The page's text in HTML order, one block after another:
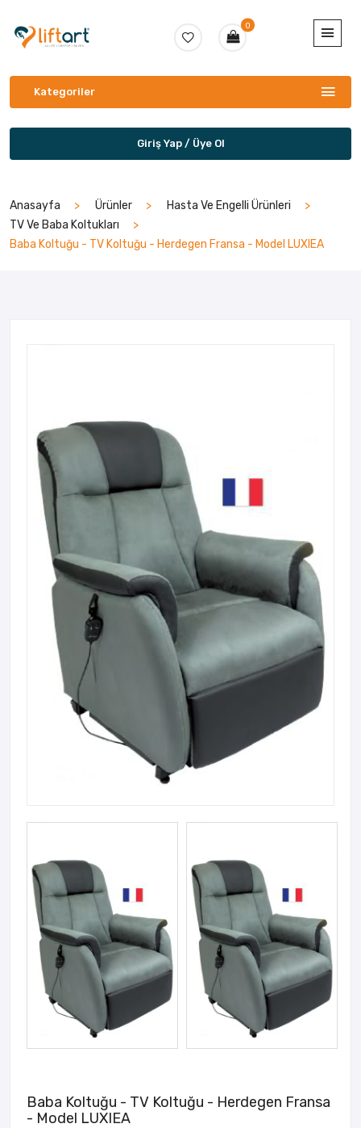
0
Kategoriler
Giriş Yap / Üye Ol
Anasayfa Ürünler
Hasta Ve Engelli Ürünleri
TV Ve Baba Koltukları
Baba Koltuğu - TV Koltuğu - Herdegen Fransa - Model LUXIEA
Baba Koltuğu - TV Koltuğu - Herdegen Fransa
- Model LUXIEA